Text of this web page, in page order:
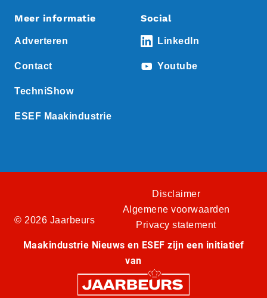
Meer informatie
Adverteren
Contact
TechniShow
ESEF Maakindustrie
Social
LinkedIn
Youtube
© 2026 Jaarbeurs
Disclaimer
Algemene voorwaarden
Privacy statement
Maakindustrie Nieuws en ESEF zijn een initiatief
van